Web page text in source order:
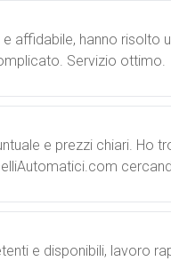
e affidabile, hanno risolto
Servizio ottimo.
e prezzi chiari. Ho
e disponibili, lavoro